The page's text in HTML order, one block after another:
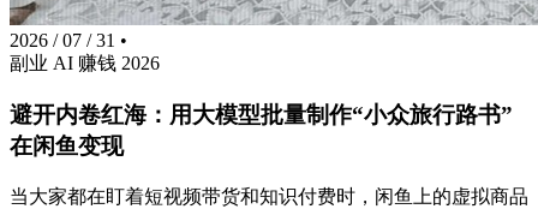
2026 / 07 / 31 •
副业 AI 赚钱 2026
避开内卷红海：用大模型批量制作“小众旅行路书”
在闲鱼变现
当大家都在盯着短视频带货和知识付费时，闲鱼上的虚拟商品